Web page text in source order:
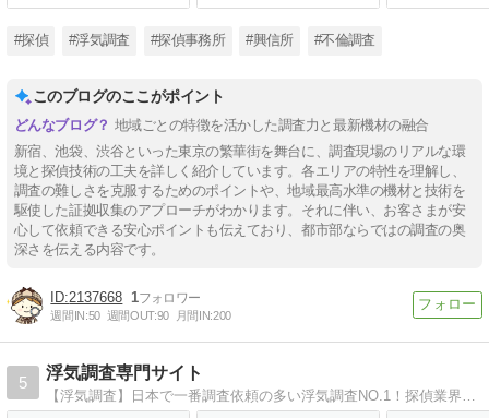
#探偵 #浮気調査 #探偵事務所 #興信所 #不倫調査
このブログのここがポイント
地域ごとの特徴を活かした調査力と最新機材の融合
新宿、池袋、渋谷といった東京の繁華街を舞台に、調査現場のリアルな環
境と探偵技術の工夫を詳しく紹介しています。各エリアの特性を理解し、
調査の難しさを克服するためのポイントや、地域最高水準の機材と技術を
駆使した証拠収集のアプローチがわかります。それに伴い、お客さまが安
心して依頼できる安心ポイントも伝えており、都市部ならではの調査の奥
深さを伝える内容です。
2137668 1
週間IN:50 週間OUT:90 月間IN:200
5
浮気調査専門サイト